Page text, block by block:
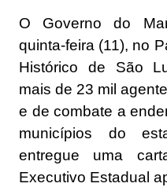
O Governo do
quinta-feira (11), no
Histórico de São
mais de 23 mil
e de combate a
municípios do
entregue uma
Executivo Estadual